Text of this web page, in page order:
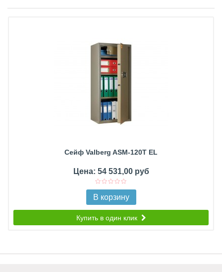
Сейф Valberg ASM-120T EL
Цена: 54 531,00 руб
В корзину
Купить в один клик